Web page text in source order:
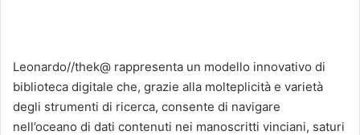
Leonardo//thek@ rappresenta un modello innovativo di
biblioteca digitale che, grazie alla molteplicità e varietà
degli strumenti di ricerca, consente di navigare
nell’oceano di dati contenuti nei manoscritti vinciani, saturi